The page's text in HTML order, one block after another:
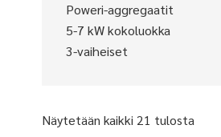
Poweri-aggregaatit
5-7 kW kokoluokka
3-vaiheiset
Näytetään kaikki 21 tulosta